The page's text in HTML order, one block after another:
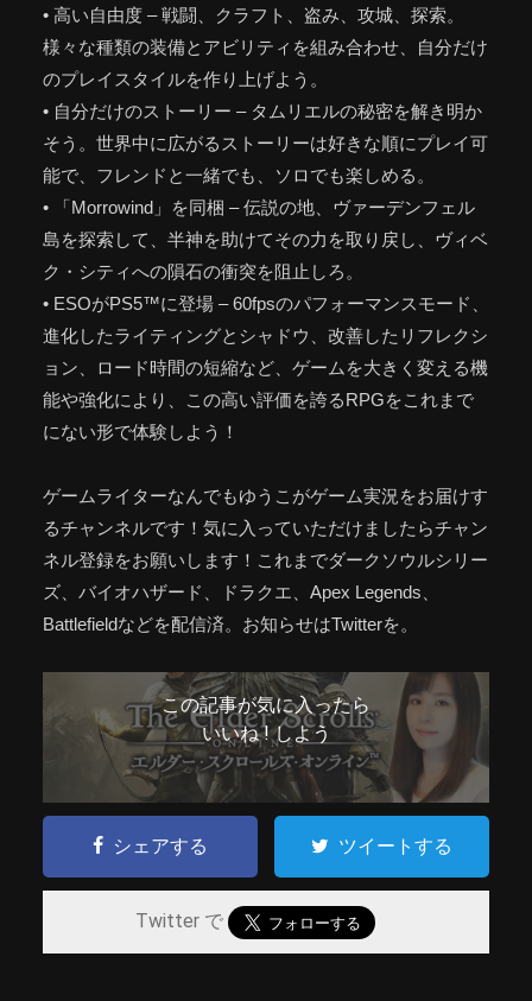
• 高い自由度 – 戦闘、クラフト、盗み、攻城、探索。
様々な種類の装備とアビリティを組み合わせ、自分だけ
のプレイスタイルを作り上げよう。
• 自分だけのストーリー – タムリエルの秘密を解き明か
そう。世界中に広がるストーリーは好きな順にプレイ可
能で、フレンドと一緒でも、ソロでも楽しめる。
• 「Morrowind」を同梱 – 伝説の地、ヴァーデンフェル
島を探索して、半神を助けてその力を取り戻し、ヴィベ
ク・シティへの隕石の衝突を阻止しろ。
• ESOがPS5™に登場 – 60fpsのパフォーマンスモード、
進化したライティングとシャドウ、改善したリフレクシ
ョン、ロード時間の短縮など、ゲームを大きく変える機
能や強化により、この高い評価を誇るRPGをこれまで
にない形で体験しよう！
ゲームライターなんでもゆうこがゲーム実況をお届けす
るチャンネルです！気に入っていただけましたらチャン
ネル登録をお願いします！これまでダークソウルシリー
ズ、バイオハザード、ドラクエ、Apex Legends、
Battlefieldなどを配信済。お知らせはTwitterを。
この記事が気に入ったら
いいね ! しよう
シェアする ツイートする
Twitter で